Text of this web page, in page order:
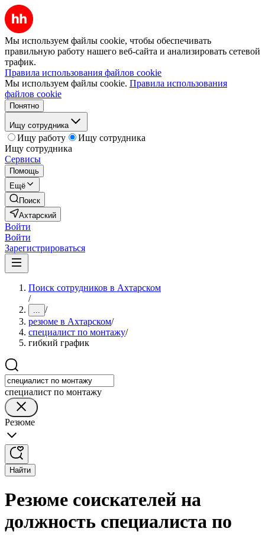
Мы используем файлы cookie, чтобы обеспечивать
правильную работу нашего веб-сайта и анализировать сетевой
трафик.
Правила использования файлов cookie
Мы используем файлы cookie. Правила использования
файлов cookie
Понятно
Ищу сотрудника
Ищу работу
Ищу сотрудника
Ищу сотрудника
Сервисы
Помощь
Ещё
Поиск
Ахтарский
Войти
Войти
Зарегистрироваться
Поиск сотрудников в Ахтарском
/
... /
резюме в Ахтарском/
специалист по монтажу/
гибкий график
специалист по монтажу
Резюме
Найти
Резюме соискателей на
должность специалиста по